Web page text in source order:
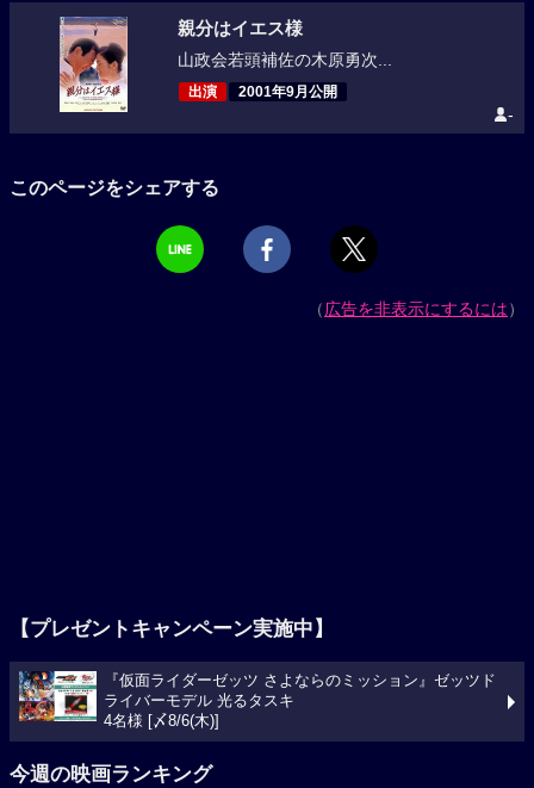
親分はイエス様
山政会若頭補佐の木原勇次...
出演 2001年9月公開
-
このページをシェアする
（広告を非表示にするには）
【プレゼントキャンペーン実施中】
『仮面ライダーゼッツ さよならのミッション』ゼッツド
ライバーモデル 光るタスキ
4名様 [〆8/6(木)]
今週の映画ランキング